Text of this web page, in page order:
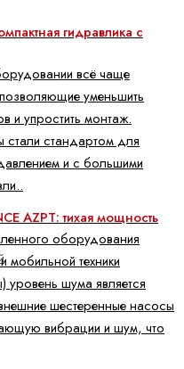
гидравлика с
всё чаще
уменьшить
и упростить монтаж.
стандартом для
и с большими
AZPT: тихая мощность
оборудования
мобильной техники
шума является
шестеренные насосы
вибрации и шум, что